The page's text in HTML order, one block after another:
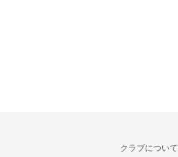
クラブについて